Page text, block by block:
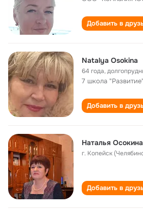
Добавить в
Natalya Osokina
64 года,
7 школа "Развитие"
Добавить в
Наталья
г. Копейск
Добавить в